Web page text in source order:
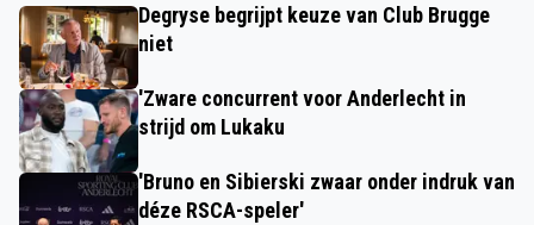
Degryse begrijpt keuze van Club Brugge
niet
'Zware concurrent voor Anderlecht in
strijd om Lukaku
'Bruno en Sibierski zwaar onder indruk van
déze RSCA-speler'